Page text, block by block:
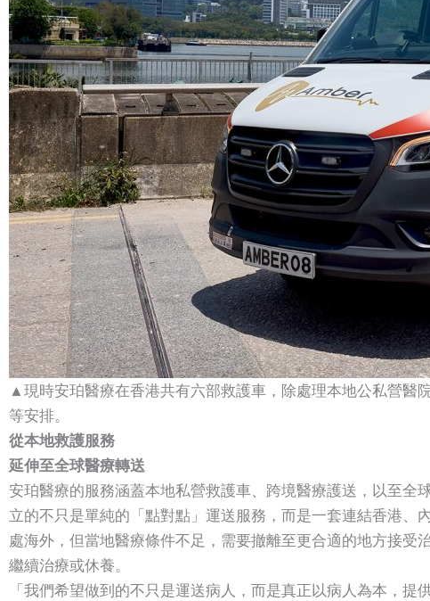
▲現時安珀醫療在香港共有六部救護車，除處理本地公私營醫
等安排。
從本地救護服務
延伸至全球醫療轉送
安珀醫療的服務涵蓋本地私營救護車、跨境醫療護送，以至
立的不只是單純的「點對點」運送服務，而是一套連結香港
處海外，但當地醫療條件不足，需要撤離至更合適的地方接
繼續治療或休養。
「我們希望做到的不只是運送病人，而是真正以病人為本，